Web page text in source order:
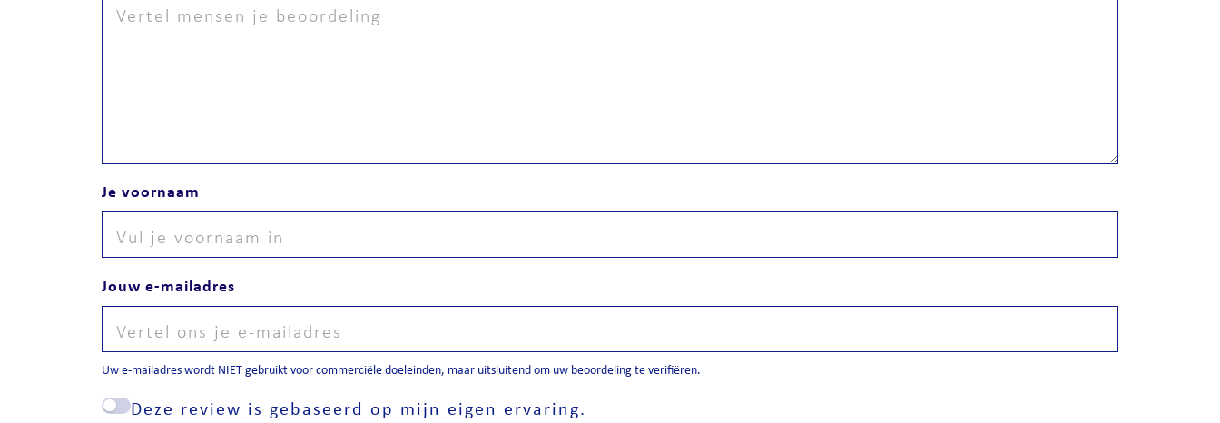
Je voornaam
Jouw e-mailadres
Uw e-mailadres wordt NIET gebruikt voor commerciële doeleinden, maar uitsluitend om uw beoordeling te verifiëren.
Deze review is gebaseerd op mijn eigen ervaring.